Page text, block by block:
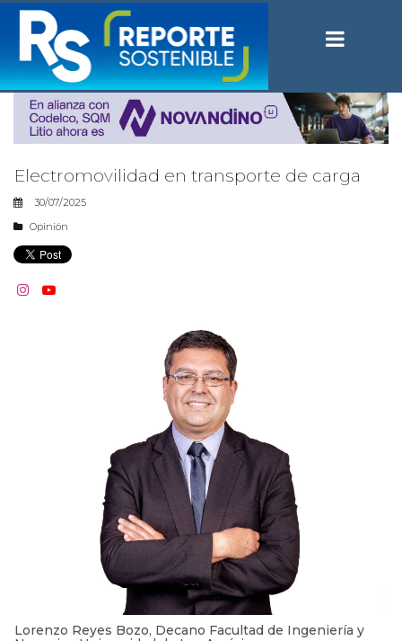
Electromovilidad en transporte de carga
30/07/2025
Opinión
 
Lorenzo Reyes Bozo, Decano Facultad de Ingeniería y